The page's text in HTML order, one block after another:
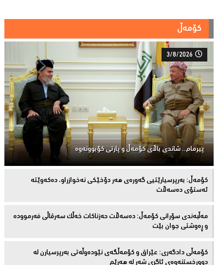
کۆمەڵ
3/8/2026
پیرمام.. شاندی باڵای كۆمه‌ڵ و پارتی كۆبوونه‌وه‌
كۆمەڵ: بەرپرسیارێتیی گەورەی هەر دۆخێکی نەخوازراو، دەكەوێتە
ئەستۆی دەسەڵات
مەڵبەندى سۆرانى کۆمەڵ: دەسەڵات حەزناکات خەڵک سەرقاڵى فەرموودە
و ڕەوشتى جوان بێت
کۆمەڵى دادگەرى: عێراق و كۆمەڵگەی نێودەوڵەتی بەرپرسیارن لە
دوورخستنەوەى ئاگری شەڕ لە هەرێم